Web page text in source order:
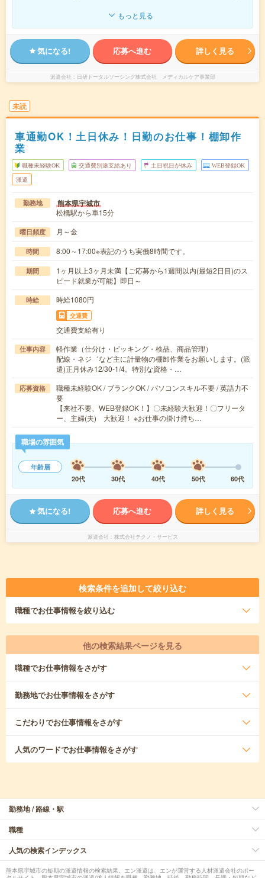
もっと見る
気になる! 応募へ進む 詳しく見る
派遣会社 日研トータルソーシング株式会社 メディカルケア事業部
未読
車通勤OK！土日休み！日勤のお仕事！棚卸作
業
職種未経験OK 交通費別途支給あり 土日祝日が休み WEB登録OK
派遣
勤務地 熊本県宇城市
松橋駅から車15分
曜日頻度 月～金
時間 8:00～17:00※表記のうち実働8時間です。
期間
1ヶ月以上3ヶ月未満【ご応募から1週間以内(最短2日目)のス
ピード就業が可能】即日～
時給 時給1080円
交通費
交通費支給有り
仕事内容
軽作業（仕分け・ピッキング・検品、商品管理）
配線・ネジ゛など主に計量物の棚卸作業をお願いします。(派
遣)正月休み12/30-1/4。特別な資格・…
応募資格
職種未経験OK / ブランクOK / パソコンスキル不要 / 英語力不
要
【来社不要、WEB登録OK！】〇未経験大歓迎！〇フリータ
ー、主婦(夫) 大歓迎！ ※お仕事の掛け持ち…
職場の雰囲気
年齢層
20代
30代 40代 50代 60代
気になる! 応募へ進む 詳しく見る
派遣会社 株式会社テクノ・サービス
検索条件を追加して絞り込む
職種でお仕事情報を絞り込む
他の検索結果ページを見る
職種でお仕事情報をさがす
勤務地でお仕事情報をさがす
こだわりでお仕事情報をさがす
人気のワードでお仕事情報をさがす
勤務地 / 路線・駅
職種
人気の検索インデックス
熊本県宇城市の短期の派遣情報の検索結果。エン派遣は、エンが運営する人材派遣会社のポー